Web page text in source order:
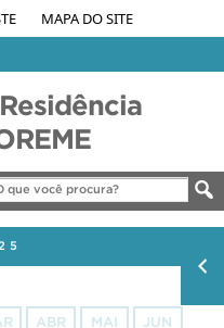
MAPA DO SITE
ABR MAI JUN